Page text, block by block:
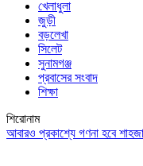
খেলাধুলা
জুড়ী
বড়লেখা
সিলেট
সুনামগঞ্জ
প্রবাসের সংবাদ
শিক্ষা
শিরোনাম
প্রকাশ্যে গণনা হবে শাহজালাল